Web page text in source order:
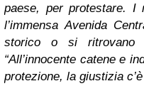
paese, per protestare. I
l’immensa Avenida
storico o si ritrovano
“All’innocente catene e
protezione, la giustizia